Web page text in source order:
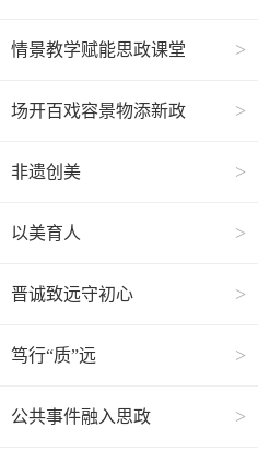
情景教学赋能思政课堂 >
场开百戏容景物添新政 >
非遗创美 >
以美育人 >
晋诚致远守初心 >
笃行“质”远 >
公共事件融入思政 >